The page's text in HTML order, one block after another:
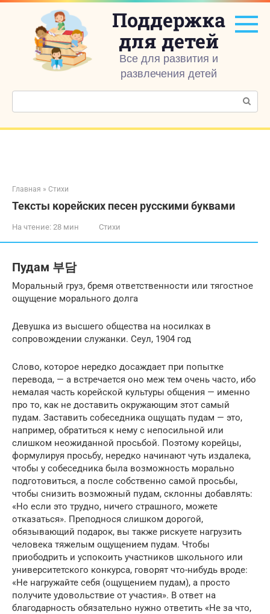
Перейти
контенту
Поддержка
для детей
Все для развития и
развлечения детей
Поиск:
Главная » Стихи
Тексты корейских песен русскими буквами
На чтение: 28 мин Стихи
Пудам 부담
Моральный груз, бремя ответственности или тягостное
ощущение морального долга
Девушка из высшего общества на носилках в
сопровождении служанки. Сеул, 1904 год
Слово, которое нередко досаждает при попытке
перевода, — а встреча­ется оно меж тем очень часто, ибо
немалая часть корейской культуры общения — именно
про то, как не доставить окружающим этот самый
пудам. Заставить собеседника ощущать пудам — это,
например, обратиться к нему с непосиль­ной или
слишком неожиданной просьбой. Поэтому корейцы,
формулируя просьбу, нередко начинают чуть издалека,
чтобы у собеседника была возможность морально
подгото­виться, а после собственно самой просьбы,
чтобы снизить возможный пудам, склонны добавлять:
«Но если это трудно, ничего страшного, можете
отказаться». Преподнося слишком дорогой,
обязывающий подарок, вы также рискуете нагрузить
человека тяжелым ощущением пудам. Чтобы
приободрить и успокоить участников школьного или
университетского конкурса, говорят что-нибудь вроде:
«Не нагружайте себя (ощущением пудам), а просто
получите удово­льствие от участия». В ответ на
благодарность обязательно нужно ответить «Не за что,